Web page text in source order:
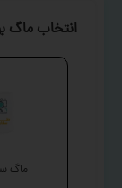
انتخاب ماگ
ماگ